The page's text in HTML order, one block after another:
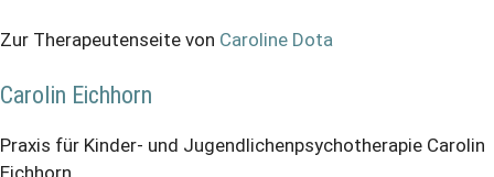
Zur Therapeutenseite von Caroline Dota
Carolin Eichhorn
Praxis für Kinder- und Jugendlichenpsychotherapie Carolin
Eichhorn